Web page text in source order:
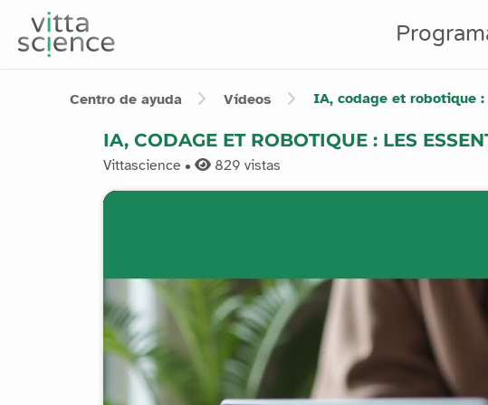
Centro de ayuda Vídeos IA, codage et robotique
IA, CODAGE ET ROBOTIQUE : LES
Vittascience • 829 vistas